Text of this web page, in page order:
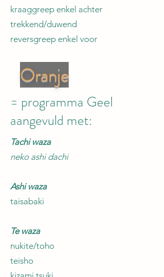
kraaggreep enkel achter
trekkend/duwend
reversgreep enkel voor
Oranje
= programma Geel
aangevuld met:
Tachi waza
neko ashi dachi
Ashi waza
taisabaki
Te waza
nukite/toho
teisho